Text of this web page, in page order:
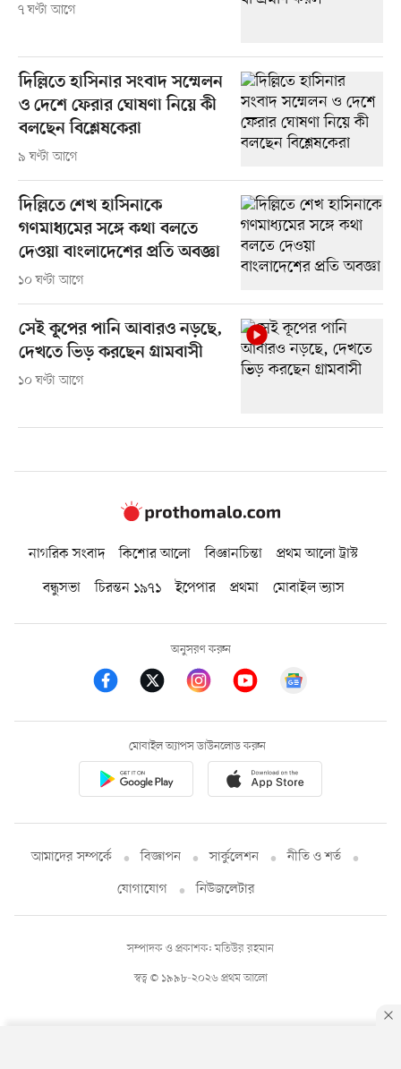
৭ ঘণ্টা আগে
দিল্লিতে হাসিনার সংবাদ সম্মেলন
ও দেশে ফেরার ঘোষণা নিয়ে কী
বলছেন বিশ্লেষকেরা
৯ ঘণ্টা আগে
দিল্লিতে শেখ হাসিনাকে
গণমাধ্যমের সঙ্গে কথা বলতে
দেওয়া বাংলাদেশের প্রতি অবজ্ঞা
১০ ঘণ্টা আগে
সেই কূপের পানি আবারও নড়ছে,
দেখতে ভিড় করছেন গ্রামবাসী
১০ ঘণ্টা আগে
নাগরিক সংবাদ কিশোর আলো বিজ্ঞানচিন্তা
প্রথম আলো ট্রাস্ট
বন্ধুসভা
চিরন্তন ১৯৭১ ইপেপার প্রথমা মোবাইল ভ্যাস
অনুসরণ করুন
মোবাইল অ্যাপস ডাউনলোড করুন
আমাদের সম্পর্কে বিজ্ঞাপন সার্কুলেশন
নীতি ও শর্ত
যোগাযোগ
নিউজলেটার
স্বত্ব © ১৯৯৮-২০২৬ প্রথম আলো
সম্পাদক ও প্রকাশক: মতিউর রহমান